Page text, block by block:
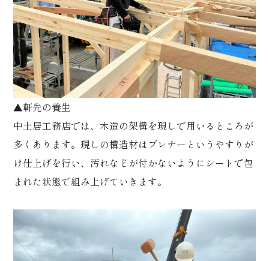
▲軒先の養生
中土居工務店では、木造の架構を現しで用いるところが
多くあります。現しの構造材はプレナーというやすりが
け仕上げを行い、汚れなどが付かないようにシートで包
まれた状態で組み上げていきます。